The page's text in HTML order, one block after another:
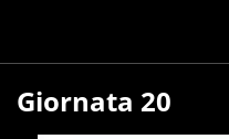
Giornata 20